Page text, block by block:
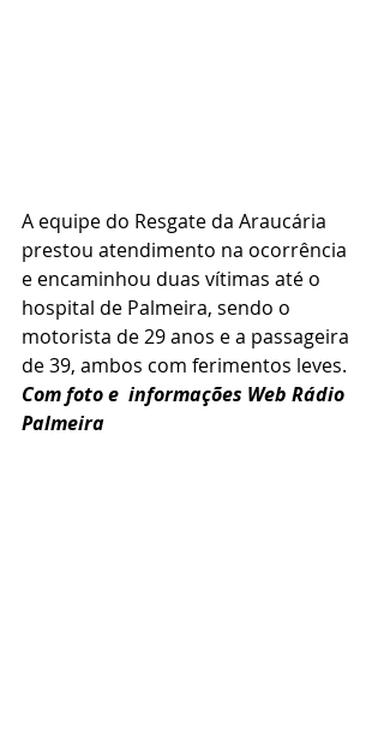
A equipe do Resgate da Araucária
prestou atendimento na ocorrência
e encaminhou duas vítimas até o
hospital de Palmeira, sendo o
motorista de 29 anos e a passageira
de 39, ambos com ferimentos leves.
Com foto e  informações Web Rádio
Palmeira